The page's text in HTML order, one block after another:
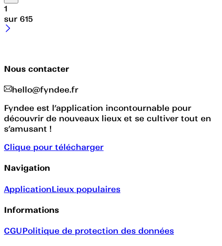
1
sur 615
Nous contacter
hello@fyndee.fr
Fyndee est l’application incontournable pour
découvrir de nouveaux lieux et se cultiver tout en
s’amusant !
Clique pour télécharger
Navigation
ApplicationLieux populaires
Informations
CGUPolitique de protection des données